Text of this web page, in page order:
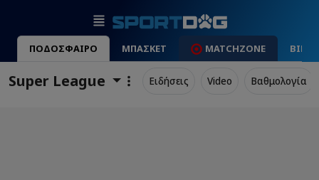
ΠΟΔΟΣΦΑΙΡΟ ΜΠΑΣΚΕΤ MATCHZONE
Super League Ειδήσεις Video Βαθμολογία